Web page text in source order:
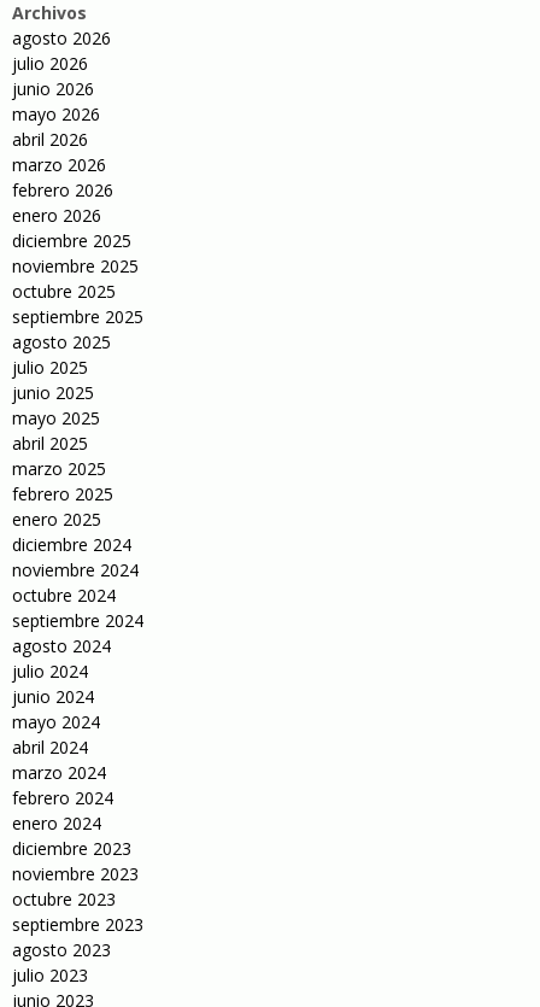
Archivos
agosto 2026
julio 2026
junio 2026
mayo 2026
abril 2026
marzo 2026
febrero 2026
enero 2026
diciembre 2025
noviembre 2025
octubre 2025
septiembre 2025
agosto 2025
julio 2025
junio 2025
mayo 2025
abril 2025
marzo 2025
febrero 2025
enero 2025
diciembre 2024
noviembre 2024
octubre 2024
septiembre 2024
agosto 2024
julio 2024
junio 2024
mayo 2024
abril 2024
marzo 2024
febrero 2024
enero 2024
diciembre 2023
noviembre 2023
octubre 2023
septiembre 2023
agosto 2023
julio 2023
junio 2023